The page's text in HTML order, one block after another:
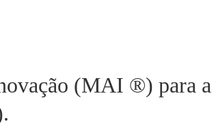
(MAI ®) para a